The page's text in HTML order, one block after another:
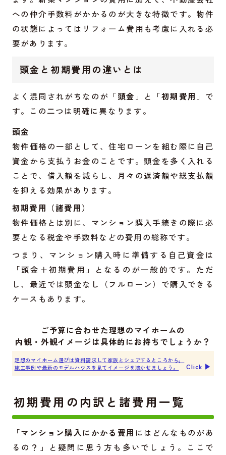
への仲介手数料がかかるのが大きな特徴です。物件
の状態によってはリフォーム費用も考慮に入れる必
要があります。
頭金と初期費用の違いとは
よく混同されがちなのが「頭金 」と「初期費用 」で
す。この二つは明確に異なります。
頭金
物件価格の一部として、住宅ローンを組む際に自己
資金から支払うお金のことです。頭金を多く入れる
ことで、借入額を減らし、月々の返済額や総支払額
を抑える効果があります。
初期費用（諸費用）
物件価格とは別に、マンション購入手続きの際に必
要となる税金や手数料などの費用の総称です。
つまり、マンション購入時に準備する自己資金は
「頭金＋初期費用」となるのが一般的です。ただ
し、最近では頭金なし（フルローン）で購入できる
ケースもあります。
ご予算に合わせた理想のマイホームの
内観・外観イメージは具体的にお持ちでしょうか？
理想のマイホーム選びは資料請求して家族とシェアするところから。
施工事例や最新のモデルハウスを見てイメージを沸かせましょう。
Click ▶︎
初期費用の内訳と諸費用一覧
「マンション購入にかかる費用 にはどんなものがあ
るの？」と疑問に思う方も多いでしょう。ここで